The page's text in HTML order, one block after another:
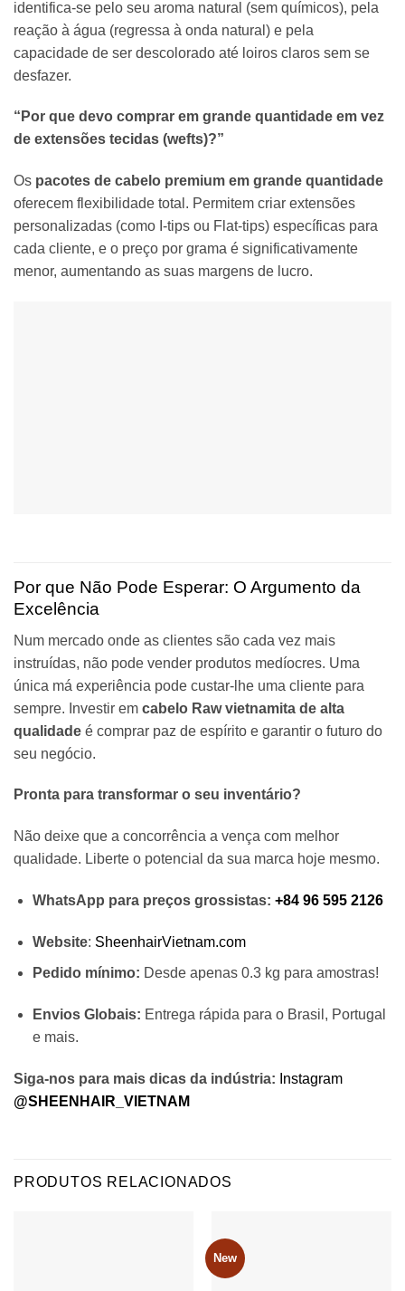
identifica-se pelo seu aroma natural (sem químicos), pela
reação à água (regressa à onda natural) e pela
capacidade de ser descolorado até loiros claros sem se
desfazer.
“Por que devo comprar em grande quantidade em vez
de extensões tecidas (wefts)?”
Os pacotes de cabelo premium em grande quantidade
oferecem flexibilidade total. Permitem criar extensões
personalizadas (como I-tips ou Flat-tips) específicas para
cada cliente, e o preço por grama é significativamente
menor, aumentando as suas margens de lucro.
Por que Não Pode Esperar: O Argumento da
Excelência
Num mercado onde as clientes são cada vez mais
instruídas, não pode vender produtos medíocres. Uma
única má experiência pode custar-lhe uma cliente para
sempre. Investir em cabelo Raw vietnamita de alta
qualidade é comprar paz de espírito e garantir o futuro do
seu negócio.
Pronta para transformar o seu inventário?
Não deixe que a concorrência a vença com melhor
qualidade. Liberte o potencial da sua marca hoje mesmo.
WhatsApp para preços grossistas: +84 96 595 2126
Website: SheenhairVietnam.com
Pedido mínimo: Desde apenas 0.3 kg para amostras!
Envios Globais: Entrega rápida para o Brasil, Portugal
e mais.
Siga-nos para mais dicas da indústria: Instagram
@SHEENHAIR_VIETNAM
PRODUTOS RELACIONADOS
New